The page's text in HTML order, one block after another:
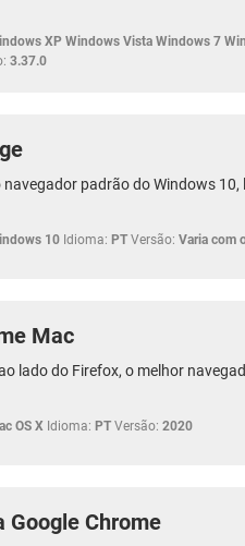
XP Windows Vista Windows 7
3.37.0
padrão do Windows 10,
10 Idioma: PT Versão: Varia com
Mac
lado do Firefox, o melhor
OS X Idioma: PT Versão: 2020
Google Chrome